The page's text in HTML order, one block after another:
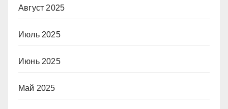
Август 2025
Июль 2025
Июнь 2025
Май 2025